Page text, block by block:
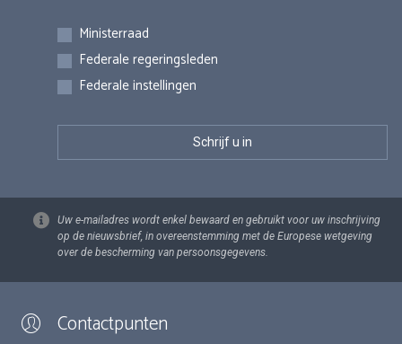
Inschrijvingen
Ministerraad
Federale regeringsleden
Federale instellingen
Uw e-mailadres wordt enkel bewaard en gebruikt voor uw inschrijving
op de nieuwsbrief, in overeenstemming met de Europese wetgeving
over de bescherming van persoonsgegevens.
Contactpunten